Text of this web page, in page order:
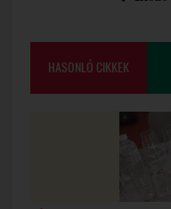
HASONLÓ CIKKEK